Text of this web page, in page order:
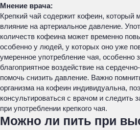
Мнение врача:
Крепкий чай содержит кофеин, который
влияние на артериальное давление.
количеств кофеина может временно
особенно у людей, у которых оно уже
умеренное употребление чая, особенно
благоприятное воздействие на
помочь снизить давление. Важно
организма на кофеин индивидуальна,
консультироваться с врачом и следить
при употреблении крепкого чая.
Можно ли пить при